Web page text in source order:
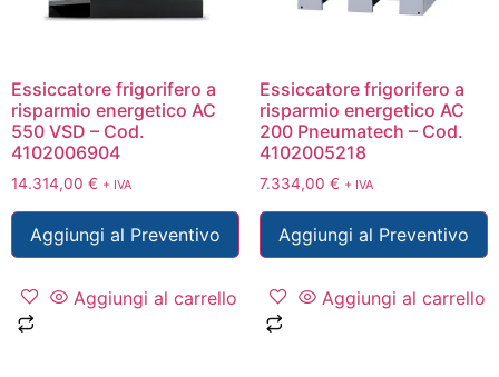
Essiccatore frigorifero a
risparmio energetico AC
550 VSD – Cod.
4102006904
14.314,00 € + IVA
Aggiungi al Preventivo
Aggiungi al carrello
Essiccatore frigorifero a
risparmio energetico AC
200 Pneumatech – Cod.
4102005218
7.334,00 € + IVA
Aggiungi al Preventivo
Aggiungi al carrello